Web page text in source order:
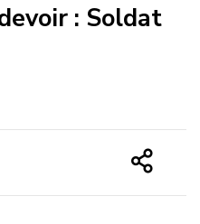
: Soldat